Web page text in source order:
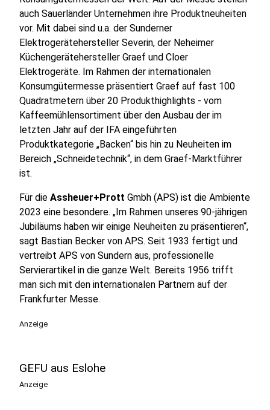
auch Sauerländer Unternehmen ihre Produktneuheiten
vor. Mit dabei sind u.a. der Sunderner
Elektrogerätehersteller Severin, der Neheimer
Küchengerätehersteller Graef und Cloer
Elektrogeräte. Im Rahmen der internationalen
Konsumgütermesse präsentiert Graef auf fast 100
Quadratmetern über 20 Produkthighlights - vom
Kaffeemühlensortiment über den Ausbau der im
letzten Jahr auf der IFA eingeführten
Produktkategorie „Backen“ bis hin zu Neuheiten im
Bereich „Schneidetechnik“, in dem Graef-Marktführer
ist.
Für die Assheuer+Prott Gmbh (APS) ist die Ambiente
2023 eine besondere. „Im Rahmen unseres 90-jährigen
Jubiläums haben wir einige Neuheiten zu präsentieren“,
sagt Bastian Becker von APS. Seit 1933 fertigt und
vertreibt APS von Sundern aus, professionelle
Servierartikel in die ganze Welt. Bereits 1956 trifft
man sich mit den internationalen Partnern auf der
Frankfurter Messe.
Anzeige
GEFU aus Eslohe
Anzeige